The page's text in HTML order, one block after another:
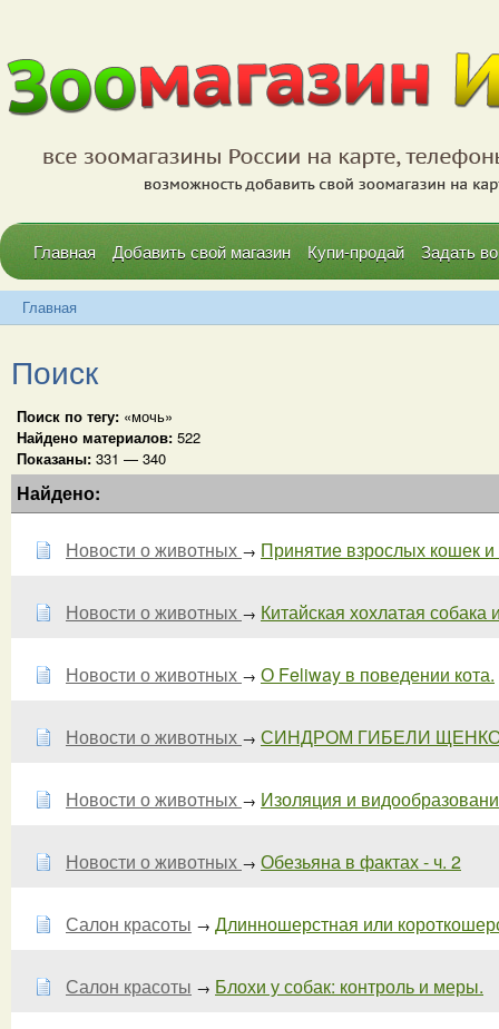
Главная Добавить свой магазин Купи-продай Задать
Главная
Поиск
Поиск по тегу: «мочь»
Найдено материалов: 522
Показаны: 331 — 340
Найдено:
Новости о животных → Принятие взрослых кошек и
Новости о животных → Китайская хохлатая собака
Новости о животных → О Feliway в поведении кота.
Новости о животных → СИНДРОМ ГИБЕЛИ
Новости о животных → Изоляция и
Новости о животных → Обезьяна в фактах - ч. 2
Салон красоты → Длинношерстная или
Салон красоты → Блохи у собак: контроль и меры.